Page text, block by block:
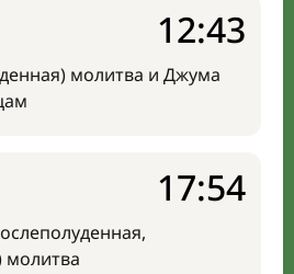
молитва и Джума
12:43
молитва
17:54